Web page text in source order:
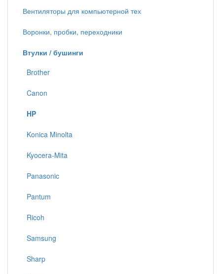
Вентиляторы для компьютерной тех
Воронки, пробки, переходники
Втулки / бушинги
Brother
Canon
HP
Konica Minolta
Kyocera-Mita
Panasonic
Pantum
Ricoh
Samsung
Sharp